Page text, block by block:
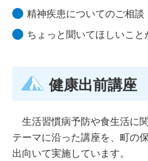
精神疾患についてのご相談
ちょっと聞いてほしいこと
健康出前講座
生活習慣病予防や食生活に
テーマに沿った講座を、町の
出向いて実施しています。